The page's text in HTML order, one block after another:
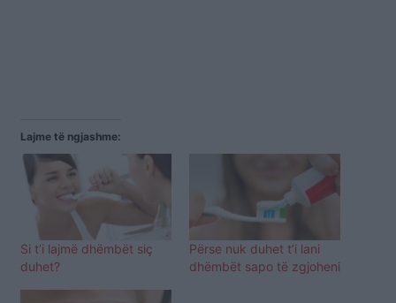
Lajme të ngjashme:
Si t’i lajmë dhëmbët siç
duhet?
Përse nuk duhet t’i lani
dhëmbët sapo të zgjoheni